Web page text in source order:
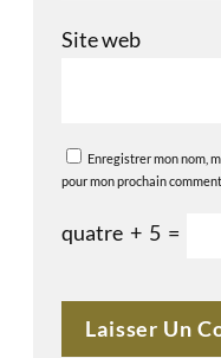
Site web
Enregistrer mon nom,
pour mon prochain
quatre + 5 =